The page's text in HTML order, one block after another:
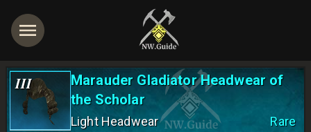
III
Marauder Gladiator Headwear of
the Scholar
Light Headwear Rare